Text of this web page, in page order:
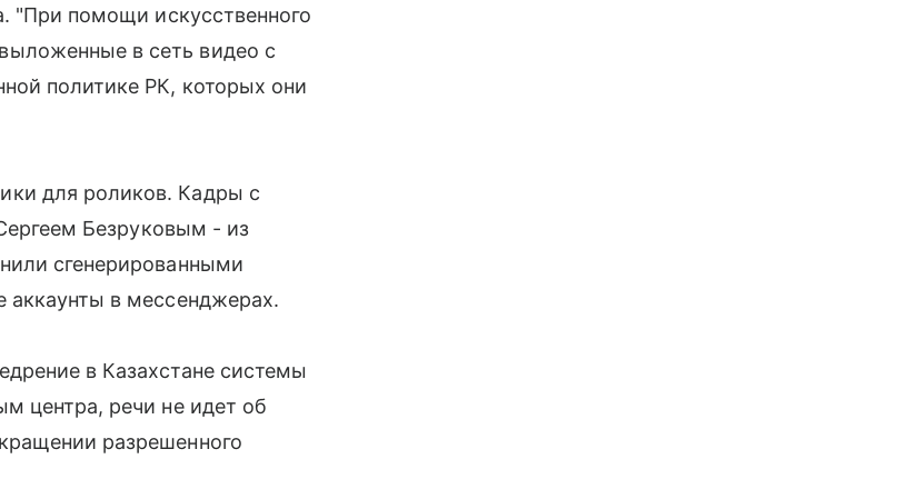
"При помощи искусственного
в сеть видео с
политике РК, которых они
для роликов. Кадры с
Безруковым - из
сгенерированными
аккаунты в мессенджерах.
в Казахстане системы
центра, речи не идет об
разрешенного